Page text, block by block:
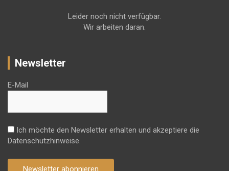
Leider noch nicht verfügbar.
Wir arbeiten daran.
Newsletter
E-Mail
Ich möchte den Newsletter erhalten und akzeptiere die
Datenschutzhinweise.
Newsletter abonnieren